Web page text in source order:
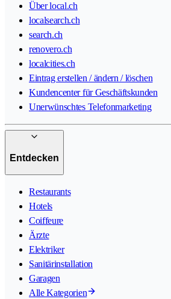
Über local.ch
localsearch.ch
search.ch
renovero.ch
localcities.ch
Eintrag erstellen / ändern / löschen
Kundencenter für Geschäftskunden
Unerwünschtes Telefonmarketing
Entdecken
Restaurants
Hotels
Coiffeure
Ärzte
Elektriker
Sanitärinstallation
Garagen
Alle Kategorien